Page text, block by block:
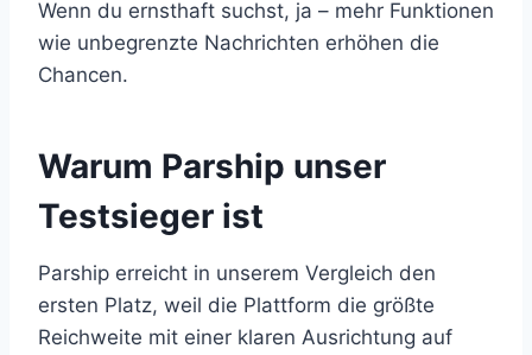
Wenn du ernsthaft suchst, ja – mehr Funktionen
wie unbegrenzte Nachrichten erhöhen die
Chancen.
Warum Parship unser
Testsieger ist
Parship erreicht in unserem Vergleich den
ersten Platz, weil die Plattform die größte
Reichweite mit einer klaren Ausrichtung auf